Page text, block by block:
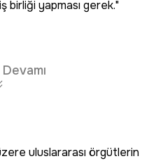
birliği yapması gerek."
uluslararası örgütlerin